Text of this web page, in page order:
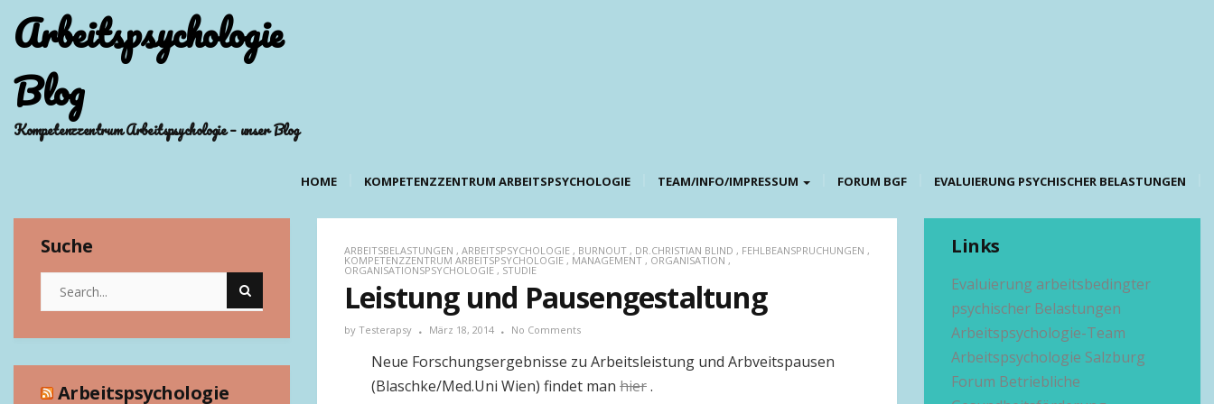
Arbeitspsychologie
Blog
Kompetenzzentrum Arbeitspsychologie – unser Blog
HOME KOMPETENZZENTRUM ARBEITSPSYCHOLOGIE TEAM/INFO/IMPRESSUM FORUM BGF EVALUIERUNG PSYCHISCHER BELASTUNGEN
Suche
Arbeitspsychologie
ARBEITSBELASTUNGEN , ARBEITSPSYCHOLOGIE , BURNOUT , DR.CHRISTIAN BLIND , FEHLBEANSPRUCHUNGEN ,
KOMPETENZZENTRUM ARBEITSPSYCHOLOGIE , MANAGEMENT , ORGANISATION ,
ORGANISATIONSPSYCHOLOGIE , STUDIE
Leistung und Pausengestaltung
by Testerapsy März 18, 2014 No Comments
Neue Forschungsergebnisse zu Arbeitsleistung und Arbveitspausen
(Blaschke/Med.Uni Wien) findet man hier.
Links
Evaluierung arbeitsbedingter
psychischer Belastungen
Arbeitspsychologie-Team
Arbeitspsychologie Salzburg
Forum Betriebliche